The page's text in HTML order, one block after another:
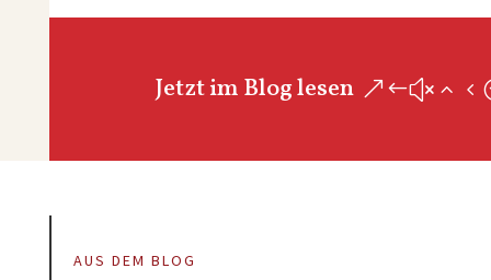
Jetzt im Blog lesen
AUS DEM BLOG